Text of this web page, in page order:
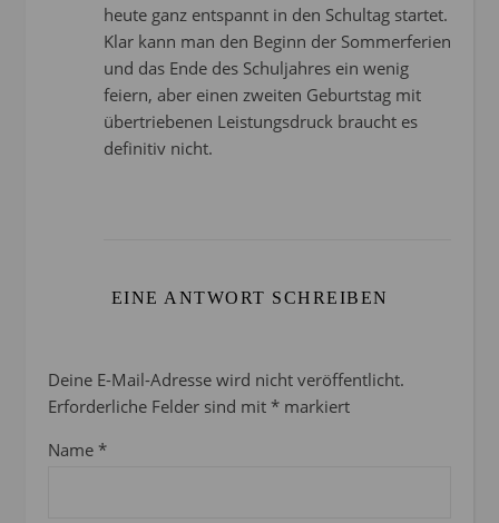
heute ganz entspannt in den Schultag startet.
Klar kann man den Beginn der Sommerferien
und das Ende des Schuljahres ein wenig
feiern, aber einen zweiten Geburtstag mit
übertriebenen Leistungsdruck braucht es
definitiv nicht.
EINE ANTWORT SCHREIBEN
Deine E-Mail-Adresse wird nicht veröffentlicht.
Erforderliche Felder sind mit * markiert
Name *